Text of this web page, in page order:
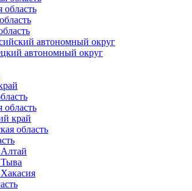
область
автономный округ
автономный округ
область
край
область